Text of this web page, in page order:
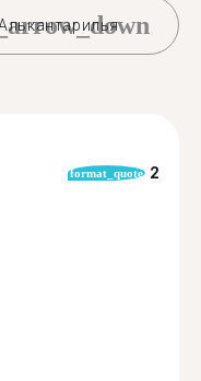
format_quote 2